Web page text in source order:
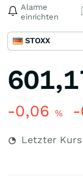
Alarme
einrichten
STOXX
-0,06 % -
Letzter Kurs